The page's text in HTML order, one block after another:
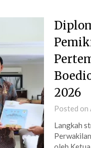
2026
Posted on
Langkah